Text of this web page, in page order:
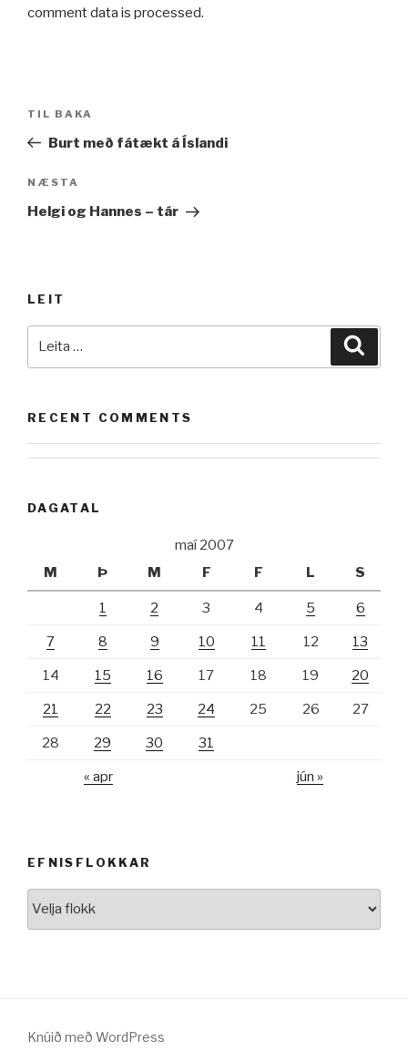
comment data is processed.
Fyrri
færsla
TIL BAKA
Burt með fátækt á Íslandi
Næsta
færsla
NÆSTA
Helgi og Hannes – tár
LEIT
RECENT COMMENTS
DAGATAL
maí 2007
M
Þ M F F L S
1 2 3 4 5 6
7 8 9 10 11 12 13
14 15 16 17 18 19 20
21 22 23 24 25 26 27
28 29 30 31
« apr jún »
EFNISFLOKKAR
Knúið með WordPress